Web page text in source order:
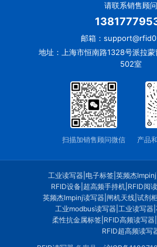
请联系销售顾问
邮箱：
地址：上海市恒南路1328号派拉
502室
扫描加销售顾问微信 产品
工业读写器| 电子标签| 英频杰Impinj
RFID设备| 超高频手持机| RFID阅
英频杰Impinj读写器 |闸机天线 |试剂
工业modbus读写器| 工业读写器|
柔性抗金属标签| RFID高频读写器|
RFID超高频读写